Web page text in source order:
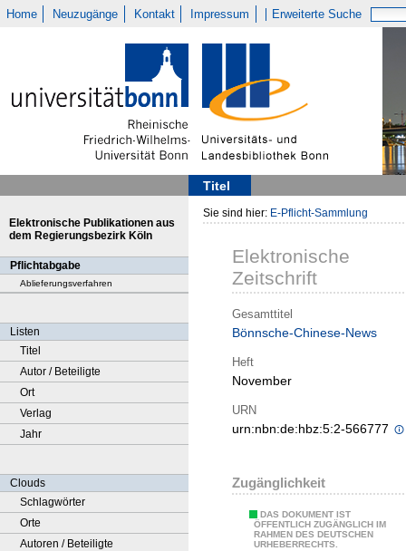
Home Neuzugänge Kontakt Impressum Erweiterte Suche
Titel
Elektronische Publikationen aus
dem Regierungsbezirk Köln
Pflichtabgabe
Ablieferungsverfahren
Listen
Titel
Autor / Beteiligte
Ort
Verlag
Jahr
Clouds
Schlagwörter
Orte
Autoren / Beteiligte
Sie sind hier: E-Pflicht-Sammlung
Elektronische
Zeitschrift
Gesamttitel
Bönnsche-Chinese-News
Heft
November
URN
urn:nbn:de:hbz:5:2-566777
Zugänglichkeit
DAS DOKUMENT IST
ÖFFENTLICH ZUGÄNGLICH IM
RAHMEN DES DEUTSCHEN
URHEBERRECHTS.